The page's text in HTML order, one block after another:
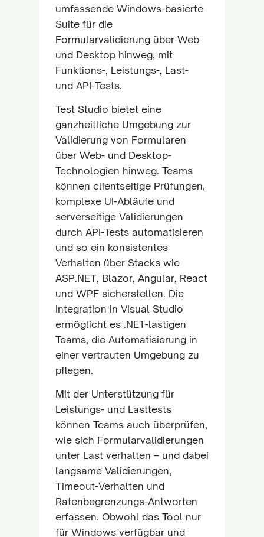
umfassende Windows-basierte
Suite für die
Formularvalidierung über Web
und Desktop hinweg, mit
Funktions-, Leistungs-, Last-
und API-Tests.
Test Studio bietet eine
ganzheitliche Umgebung zur
Validierung von Formularen
über Web- und Desktop-
Technologien hinweg. Teams
können clientseitige Prüfungen,
komplexe UI-Abläufe und
serverseitige Validierungen
durch API-Tests automatisieren
und so ein konsistentes
Verhalten über Stacks wie
ASP.NET, Blazor, Angular, React
und WPF sicherstellen. Die
Integration in Visual Studio
ermöglicht es .NET-lastigen
Teams, die Automatisierung in
einer vertrauten Umgebung zu
pflegen.
Mit der Unterstützung für
Leistungs- und Lasttests
können Teams auch überprüfen,
wie sich Formularvalidierungen
unter Last verhalten – und dabei
langsame Validierungen,
Timeout-Verhalten und
Ratenbegrenzungs-Antworten
erfassen. Obwohl das Tool nur
für Windows verfügbar und